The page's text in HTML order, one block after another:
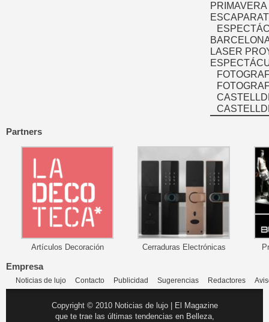
PRIMAVERA
LASER
Partners
Artículos Decoración Cerraduras Electrónicas
Empresa
Noticias de lujo Contacto Publicidad Sugerencias Redactores
Copyright © 2010 Noticias de lujo | El Magazine
que te trae las últimas tendencias en Belleza,